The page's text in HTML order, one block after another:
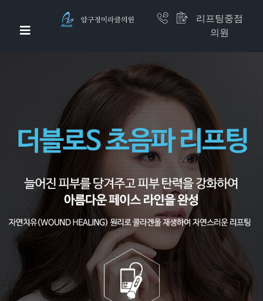
리프팅중점
의원
이벤트 /리얼셀카
미라클 리프팅
비만체형
줄기세포 (하버드 셀)
미라클지방흡입
피부레이저
온라인상담